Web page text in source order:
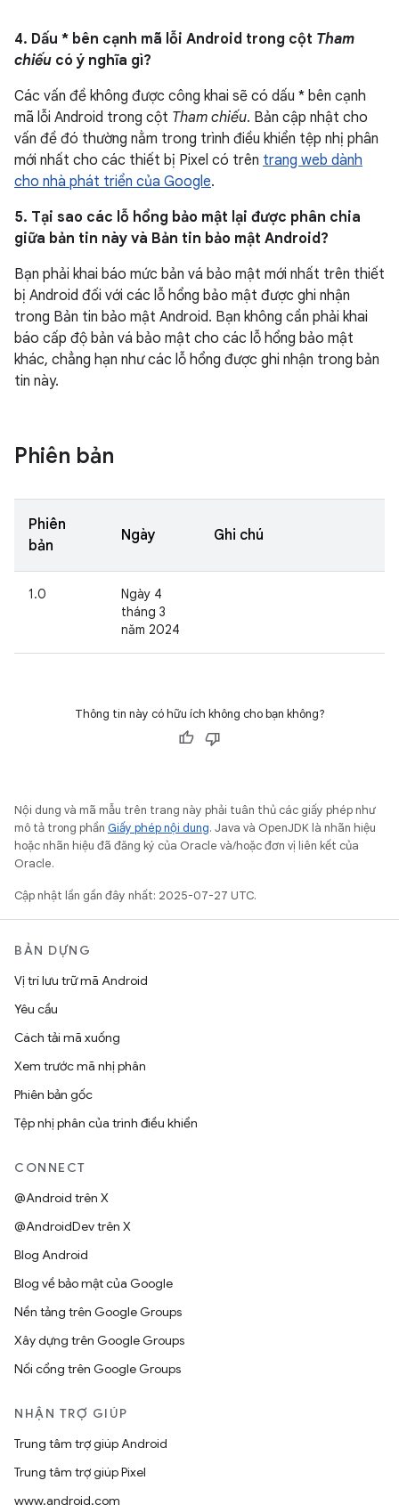
4. Dấu * bên cạnh mã lỗi Android trong cột Tham
chiếu có ý nghĩa gì?
Các vấn đề không được công khai sẽ có dấu * bên cạnh
mã lỗi Android trong cột Tham chiếu. Bản cập nhật cho
vấn đề đó thường nằm trong trình điều khiển tệp nhị phân
mới nhất cho các thiết bị Pixel có trên trang web dành
cho nhà phát triển của Google.
5. Tại sao các lỗ hổng bảo mật lại được phân chia
giữa bản tin này và Bản tin bảo mật Android?
Bạn phải khai báo mức bản vá bảo mật mới nhất trên thiết
bị Android đối với các lỗ hổng bảo mật được ghi nhận
trong Bản tin bảo mật Android. Bạn không cần phải khai
báo cấp độ bản vá bảo mật cho các lỗ hổng bảo mật
khác, chẳng hạn như các lỗ hổng được ghi nhận trong bản
tin này.
Phiên bản
Phiên
bản
Ngày Ghi chú
1.0
Ngày 4
tháng 3
năm 2024
Thông tin này có hữu ích không cho bạn không?
Nội dung và mã mẫu trên trang này phải tuân thủ các giấy phép như
mô tả trong phần Giấy phép nội dung. Java và OpenJDK là nhãn hiệu
hoặc nhãn hiệu đã đăng ký của Oracle và/hoặc đơn vị liên kết của
Oracle.
Cập nhật lần gần đây nhất: 2025-07-27 UTC.
BẢN DỰNG
Vị trí lưu trữ mã Android
Yêu cầu
Cách tải mã xuống
Xem trước mã nhị phân
Phiên bản gốc
Tệp nhị phân của trình điều khiển
CONNECT
@Android trên X
@AndroidDev trên X
Blog Android
Blog về bảo mật của Google
Nền tảng trên Google Groups
Xây dựng trên Google Groups
Nối cổng trên Google Groups
NHẬN TRỢ GIÚP
Trung tâm trợ giúp Android
Trung tâm trợ giúp Pixel
www.android.com